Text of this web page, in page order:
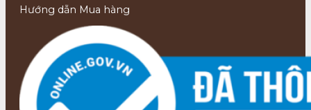
Hướng dẫn Mua hàng